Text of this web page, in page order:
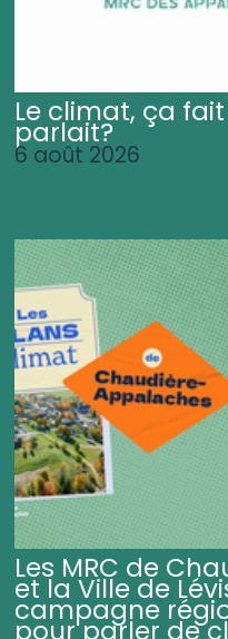
Le climat, ça
parlait?
6 août 2026
Les MRC de
et la Ville de
campagne
pour parler de